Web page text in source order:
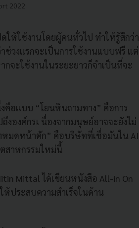
2022
ให้ใช้งานโดยผู้คนทั่วไป ทำให้รู้สึกว่า
วงแรกจะเป็นการใช้งานแบบฟรี แต่
กจะใช้งานในระยะยาวก็จำเป็นที่จะ
คือแบบ “โยนหินถามทาง” คือการ
องค์กรเ นื่องจากมนุษย์อาจจะยังไม่
หมดหน้าตัก” คือบริษัทที่เชื่อมันใน AI
สาหกรรมใหม่นี้
Mittal ได้เขียนหนังสือ All-in On
ประสบความสำเร็จในด้าน